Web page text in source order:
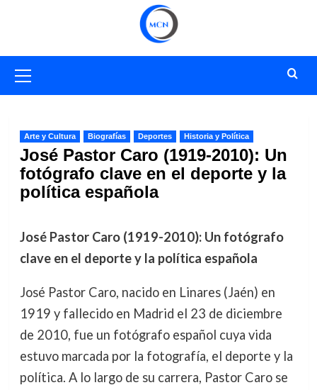
primario
Arte y Cultura Biografías Deportes Historia y Política
José Pastor Caro (1919-2010): Un
fotógrafo clave en el deporte y la
política española
José Pastor Caro (1919-2010): Un fotógrafo
clave en el deporte y la política española
José Pastor Caro, nacido en Linares (Jaén) en
1919 y fallecido en Madrid el 23 de diciembre
de 2010, fue un fotógrafo español cuya vida
estuvo marcada por la fotografía, el deporte y la
política. A lo largo de su carrera, Pastor Caro se